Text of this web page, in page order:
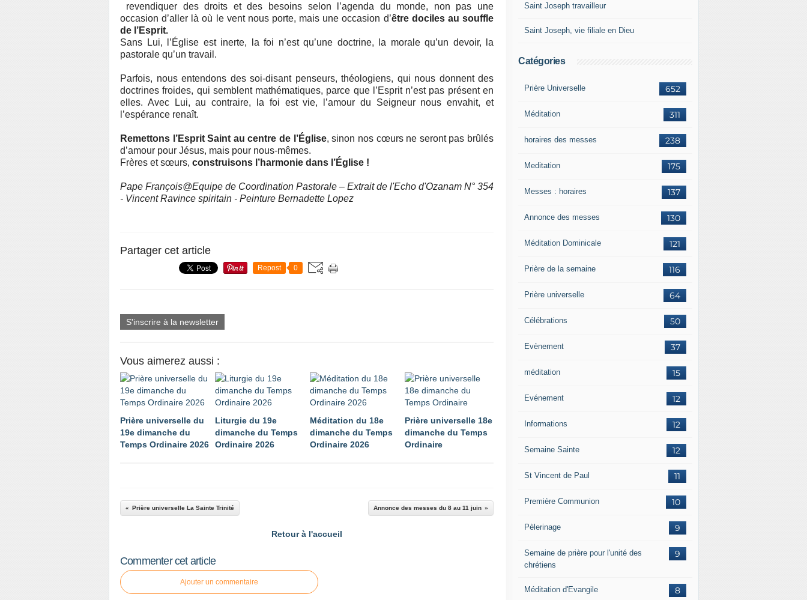
revendiquer des droits et des besoins selon l’agenda du monde, non pas une
occasion d’aller là où le vent nous porte, mais une occasion d’être dociles au souffle
de l’Esprit.
Sans Lui, l’Église est inerte, la foi n’est qu’une doctrine, la morale qu’un devoir, la
pastorale qu’un travail.
Parfois, nous entendons des soi-disant penseurs, théologiens, qui nous donnent des
doctrines froides, qui semblent mathématiques, parce que l’Esprit n’est pas présent en
elles. Avec Lui, au contraire, la foi est vie, l’amour du Seigneur nous envahit, et
l’espérance renaît.
Remettons l’Esprit Saint au centre de l’Église, sinon nos cœurs ne seront pas brûlés
d’amour pour Jésus, mais pour nous-mêmes.
Frères et sœurs, construisons l’harmonie dans l’Église !
Pape François@Equipe de Coordination Pastorale – Extrait de l'Echo d'Ozanam N° 354
- Vincent Ravince spiritain - Peinture Bernadette Lopez
Partager cet article
Repost 0
S'inscrire à la newsletter
Vous aimerez aussi :
Prière universelle du
19e dimanche du
Temps Ordinaire 2026
Liturgie du 19e
dimanche du Temps
Ordinaire 2026
Méditation du 18e
dimanche du Temps
Ordinaire 2026
Prière universelle 18e
dimanche du Temps
Ordinaire
Prière universelle La Sainte Trinité Annonce des messes du 8 au 11 juin
Retour à l'accueil
Commenter cet article
Ajouter un commentaire
Saint Joseph travailleur
Saint Joseph, vie filiale en Dieu
Catégories
652
Prière Universelle
311
Méditation
238
horaires des messes
175
Meditation
137
Messes : horaires
130
Annonce des messes
121
Méditation Dominicale
116
Prière de la semaine
64
Prière universelle
50
Célébrations
37
Evènement
15
méditation
12
Evénement
12
Informations
12
Semaine Sainte
11
St Vincent de Paul
10
Première Communion
9
Pèlerinage
9
Semaine de prière pour l'unité des
chrétiens
8
Méditation d'Evangile